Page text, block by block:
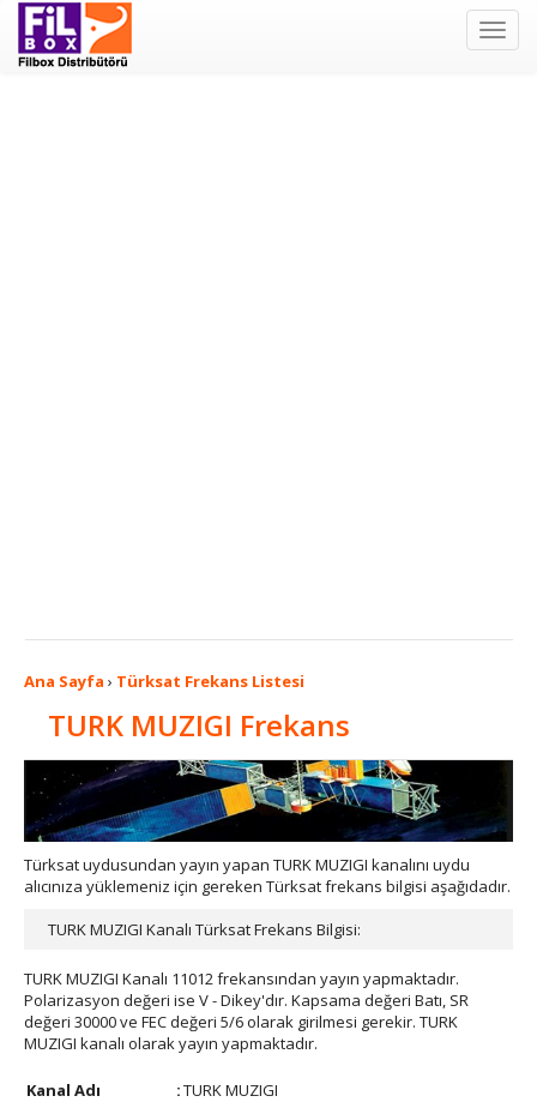
Filbox
Ana Sayfa › Türksat Frekans Listesi
TURK MUZIGI Frekans
Türksat uydusundan yayın yapan TURK MUZIGI kanalını uydu
alıcınıza yüklemeniz için gereken Türksat frekans bilgisi aşağıdadır.
TURK MUZIGI Kanalı Türksat Frekans Bilgisi:
TURK MUZIGI Kanalı 11012 frekansından yayın yapmaktadır.
Polarizasyon değeri ise V - Dikey'dır. Kapsama değeri Batı, SR
değeri 30000 ve FEC değeri 5/6 olarak girilmesi gerekir. TURK
MUZIGI kanalı olarak yayın yapmaktadır.
Kanal Adı :TURK MUZIGI